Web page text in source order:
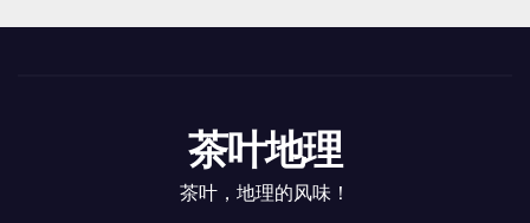
茶叶地理
茶叶，地理的风味！